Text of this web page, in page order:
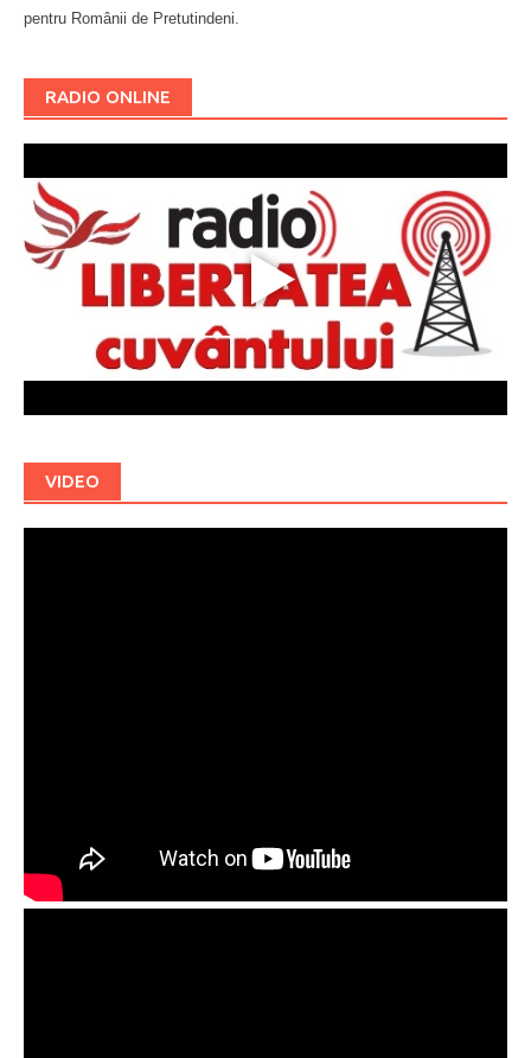
pentru Românii de Pretutindeni.
RADIO ONLINE
VIDEO